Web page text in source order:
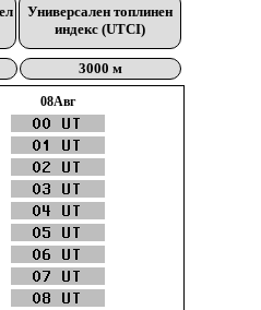
Универсален топлинен
индекс (UTCI)
3000 м
08Aвг